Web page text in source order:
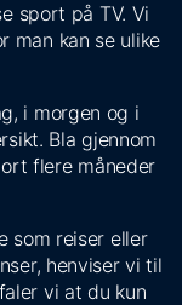
sport på TV. Vi
man kan se ulike
i morgen og i
Bla gjennom
flere måneder
som reiser eller
henviser vi til
vi at du kun